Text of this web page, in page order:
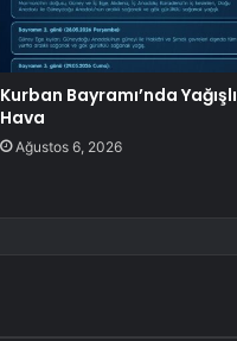
Kurban Bayramı’nda Yağışlı
Hava
Ağustos 6, 2026